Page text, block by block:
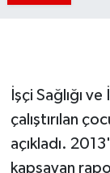
İşçi Sağlığı
çalıştırılan
açıkladı.
kapsayan